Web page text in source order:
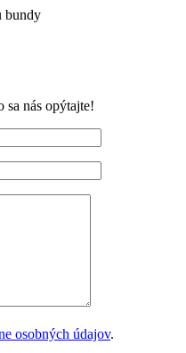
bundy
sa nás opýtajte!
osobných údajov.